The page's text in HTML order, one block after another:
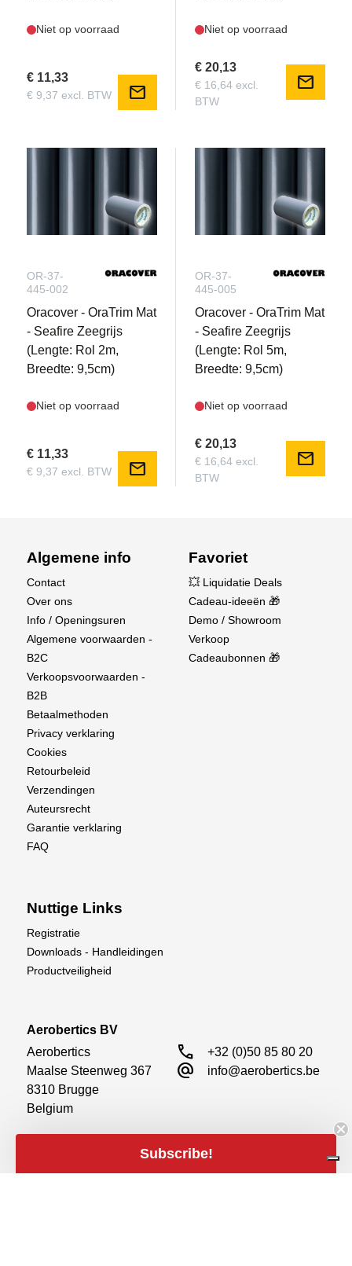
Niet op voorraad
€ 11,33
€ 9,37 excl. BTW mail
Niet op voorraad
€ 20,13
€ 16,64 excl.
BTW
mail
OR-37-
445-002
Oracover - OraTrim Mat
- Seafire Zeegrijs
(Lengte: Rol 2m,
Breedte: 9,5cm)
Niet op voorraad
€ 11,33
€ 9,37 excl. BTW mail
OR-37-
445-005
Oracover - OraTrim Mat
- Seafire Zeegrijs
(Lengte: Rol 5m,
Breedte: 9,5cm)
Niet op voorraad
€ 20,13
€ 16,64 excl.
BTW
mail
Meld u aan voor onze nieuwsbrieven
Algemene info
Contact
Over ons
Info / Openingsuren
Algemene voorwaarden -
B2C
Verkoopsvoorwaarden -
B2B
Betaalmethoden
Privacy verklaring
Cookies
Retourbeleid
Verzendingen
Auteursrecht
Garantie verklaring
FAQ
Favoriet
💥 Liquidatie Deals
Cadeau-ideeën 🎁
Demo / Showroom
Verkoop
Cadeaubonnen 🎁
Nuttige Links
Registratie
Downloads - Handleidingen
Productveiligheid
Aerobertics BV
Aerobertics
Maalse Steenweg 367
8310 Brugge
Belgium
call +32 (0)50 85 80 20
alternate_email info@aerobertics.be
Subscribe!